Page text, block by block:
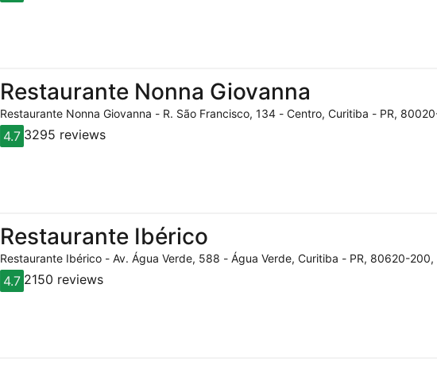
Restaurante Nonna Giovanna
Restaurante Nonna Giovanna - R. São Francisco, 134 - Centro, Curitiba - PR,
4.7 3295 reviews
Restaurante Ibérico
Restaurante Ibérico - Av. Água Verde, 588 - Água Verde, Curitiba - PR, 80620-200,
4.7 2150 reviews